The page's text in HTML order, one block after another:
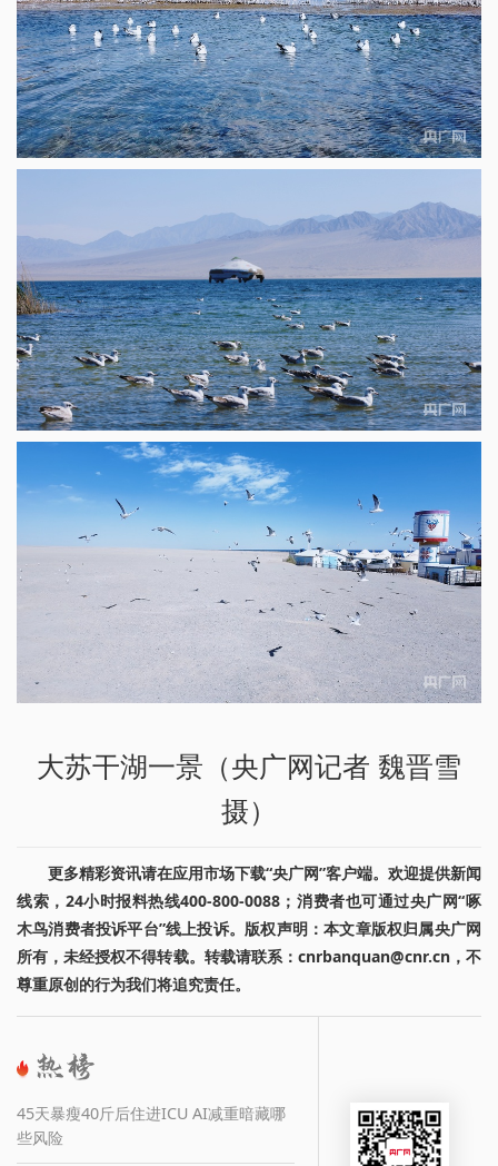
大苏干湖一景（央广网记者 魏晋雪
摄）
更多精彩资讯请在应用市场下载“央广网”客户端。欢迎提供新闻
线索，24小时报料热线400-800-0088；消费者也可通过央广网“啄
木鸟消费者投诉平台”线上投诉。版权声明：本文章版权归属央广网
所有，未经授权不得转载。转载请联系：cnrbanquan@cnr.cn，不
尊重原创的行为我们将追究责任。
45天暴瘦40斤后住进ICU AI减重暗藏哪
些风险